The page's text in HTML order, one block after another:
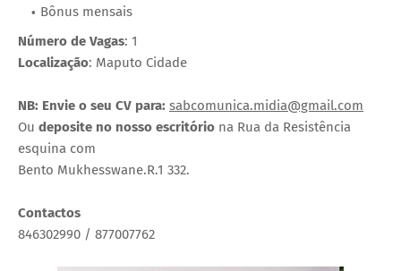
Bônus mensais
Número de Vagas: 1
Localização: Maputo Cidade
NB: Envie o seu CV para: sabcomunica.midia@gmail.com
Ou deposite no nosso escritório na Rua da Resistência
esquina com
Bento Mukhesswane.R.1 332.
Contactos
846302990 / 877007762